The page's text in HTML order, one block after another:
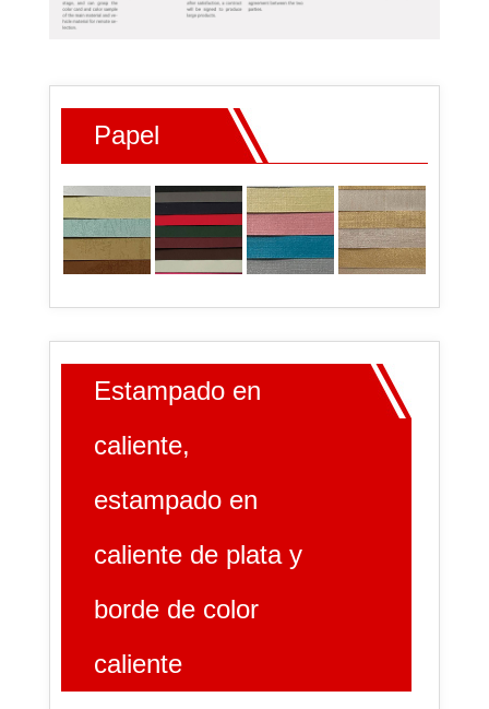
Papel
Estampado en
caliente,
estampado en
caliente de plata y
borde de color
caliente